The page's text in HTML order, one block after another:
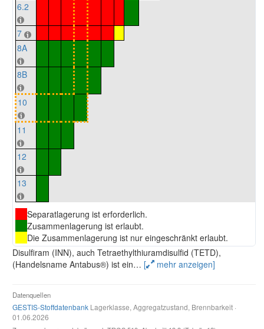
6.2
7
8A
8B
10
11
12
13
Separatlagerung ist erforderlich.
Zusammenlagerung ist erlaubt.
Die Zusammenlagerung ist nur eingeschränkt erlaubt.
Disulfiram (INN), auch Tetraethylthiuramdisulfid (TETD),
(Handelsname Antabus®) ist ein… [ mehr anzeigen]
Datenquellen
GESTIS-Stoffdatenbank Lagerklasse, Aggregatzustand, Brennbarkeit ·
01.06.2026